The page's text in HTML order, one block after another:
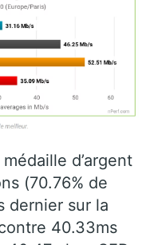
d’argent
(70.76% de
dernier sur la
40.33ms